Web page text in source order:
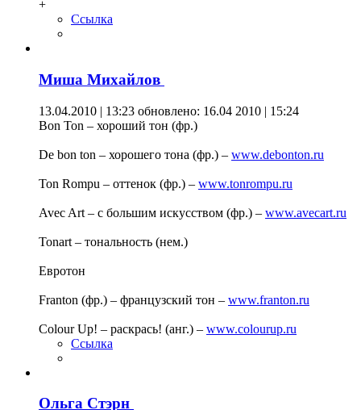
+
Ссылка
Миша Михайлов
13.04.2010 | 13:23 обновлено: 16.04 2010 | 15:24
Bon Ton – хороший тон (фр.)
De bon ton – хорошего тона (фр.) – www.debonton.ru
Ton Rompu – оттенок (фр.) – www.tonrompu.ru
Avec Art – с большим искусством (фр.) – www.avecart.ru
Tonart – тональность (нем.)
Евротон
Franton (фр.) – французский тон – www.franton.ru
Colour Up! – раскрась! (анг.) – www.colourup.ru
Ссылка
Ольга Стэрн